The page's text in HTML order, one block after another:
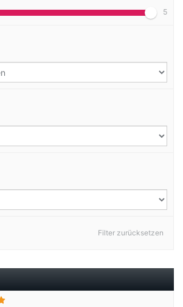
5
Filter zurücksetzen